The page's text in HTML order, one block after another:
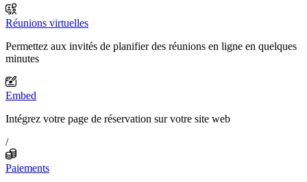
Réunions virtuelles
Permettez aux invités de planifier des réunions en ligne en quelques
minutes
Embed
Intégrez votre page de réservation sur votre site web
/
Paiements